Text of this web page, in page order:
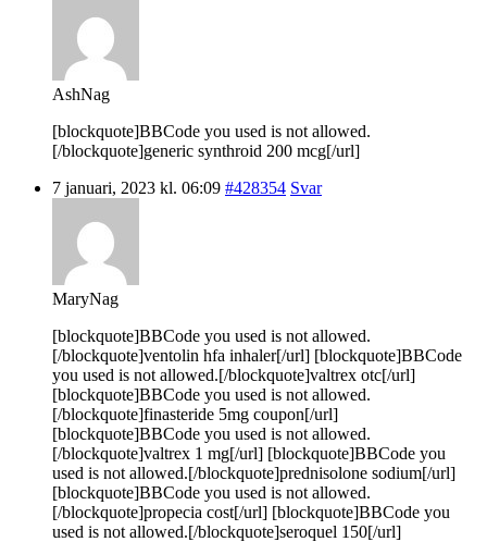
AshNag
[blockquote]BBCode you used is not allowed.
[/blockquote]generic synthroid 200 mcg[/url]
7 januari, 2023 kl. 06:09 #428354 Svar
MaryNag
[blockquote]BBCode you used is not allowed.
[/blockquote]ventolin hfa inhaler[/url] [blockquote]BBCode
you used is not allowed.[/blockquote]valtrex otc[/url]
[blockquote]BBCode you used is not allowed.
[/blockquote]finasteride 5mg coupon[/url]
[blockquote]BBCode you used is not allowed.
[/blockquote]valtrex 1 mg[/url] [blockquote]BBCode you
used is not allowed.[/blockquote]prednisolone sodium[/url]
[blockquote]BBCode you used is not allowed.
[/blockquote]propecia cost[/url] [blockquote]BBCode you
used is not allowed.[/blockquote]seroquel 150[/url]